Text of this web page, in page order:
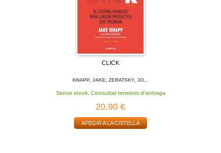
CLICK
KNAPP, JAKE; ZERATSKY, JO...
Sense stock. Consultar terminis d'entrega
20,90 €
AFEGIR A LA CISTELLA